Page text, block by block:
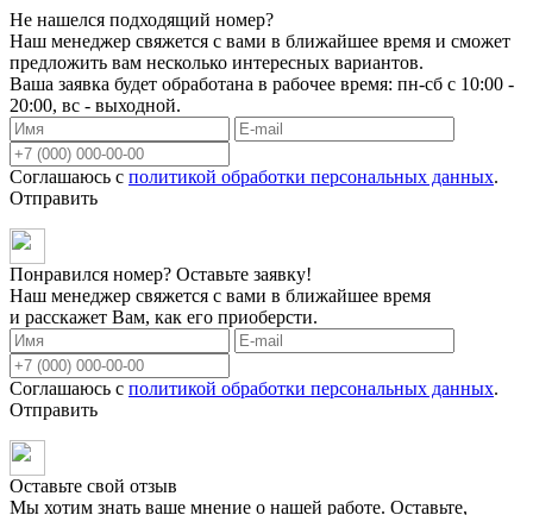
Не нашелся подходящий номер?
Наш менеджер свяжется с вами в ближайшее время и сможет
предложить вам несколько интересных вариантов.
Ваша заявка будет обработана в рабочее время: пн-сб с 10:00 -
20:00, вс - выходной.
Соглашаюсь с политикой обработки персональных данных.
Отправить
Понравился номер? Оставьте заявку!
Наш менеджер свяжется с вами в ближайшее время
и расскажет Вам, как его приоберсти.
Соглашаюсь с политикой обработки персональных данных.
Отправить
Оставьте свой отзыв
Мы хотим знать ваше мнение о нашей работе. Оставьте,